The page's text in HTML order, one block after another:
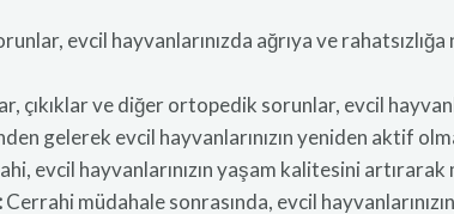
evcil hayvanlarınızda ağrıya ve
çıkıklar ve diğer ortopedik sorunlar, evcil
gelerek evcil hayvanlarınızın yeniden aktif
evcil hayvanlarınızın yaşam kalitesini
Cerrahi müdahale sonrasında, evcil